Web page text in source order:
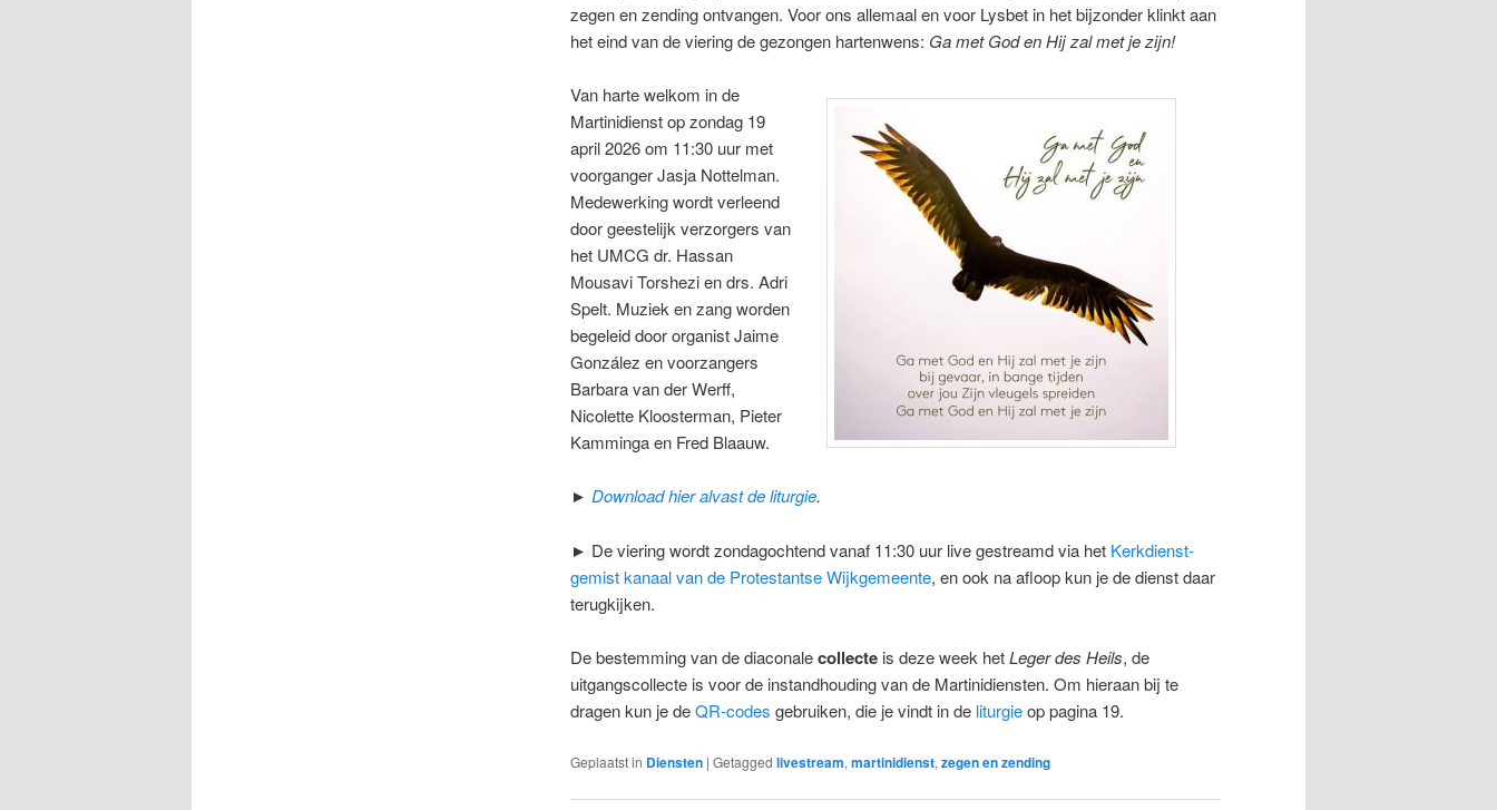
zegen en zending ontvangen. Voor ons allemaal en voor Lysbet in het bijzonder klinkt aan
het eind van de viering de gezongen hartenwens: Ga met God en Hij zal met je zijn!
Van harte welkom in de
Martinidienst op zondag 19
april 2026 om 11:30 uur met
voorganger Jasja Nottelman.
Medewerking wordt verleend
door geestelijk verzorgers van
het UMCG dr. Hassan
Mousavi Torshezi en drs. Adri
Spelt. Muziek en zang worden
begeleid door organist Jaime
González en voorzangers
Barbara van der Werff,
Nicolette Kloosterman, Pieter
Kamminga en Fred Blaauw.
► Download hier alvast de liturgie.
► De viering wordt zondagochtend vanaf 11:30 uur live gestreamd via het Kerkdienst-
gemist kanaal van de Protestantse Wijkgemeente, en ook na afloop kun je de dienst daar
terugkijken.
De bestemming van de diaconalecollecte is deze week hetLeger des Heils, de
uitgangscollecte is voor de instandhouding van de Martinidiensten. Om hieraan bij te
dragen kun je deQR-codes gebruiken, die je vindt in de liturgieop pagina 19.
Geplaatst in Diensten | Getagged livestream, martinidienst, zegen en zending